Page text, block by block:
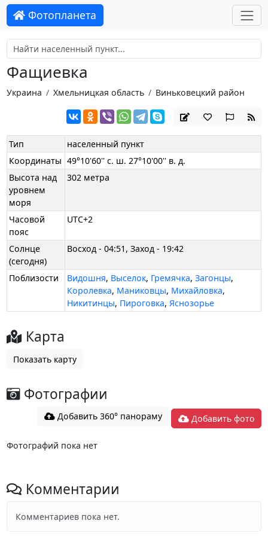
Фотопланета
Фащиевка
Украина Хмельницкая область Виньковецкий район
Тип
населенный пункт
Координаты 49°10'60'' с. ш. 27°10'00'' в. д.
Высота над
уровнем
моря
302 метра
Часовой
пояс
UTC+2
Солнце
(сегодня)
Восход - 04:51, Заход - 19:42
Поблизости Видошня, Выселок, Гремячка,Загонцы,
Королевка, Маниковцы, Михайловка,
Никитинцы, Пироговка,Яснозорье
Карта
Показать карту
Фотографии
Добавить 360° панораму Добавить фото
Фотографий пока нет
Комментарии
Комментариев пока нет.